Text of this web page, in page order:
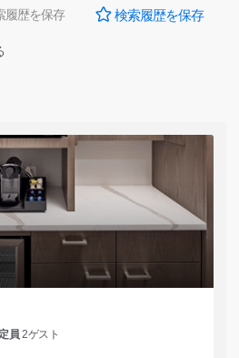
履歴を保存 検索履歴を保存
員 2ゲスト